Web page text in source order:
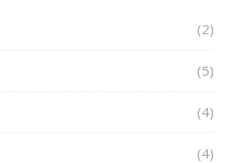
(2)
(5)
(4)
(4)